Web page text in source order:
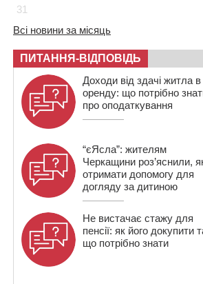
31
Всі новини за місяць
ПИТАННЯ-ВІДПОВІДЬ
Доходи від здачі житла в
оренду: що потрібно
про оподаткування
“єЯсла”: жителям
Черкащини роз’яснили,
отримати допомогу для
догляду за дитиною
Не вистачає стажу для
пенсії: як його докупити
що потрібно знати